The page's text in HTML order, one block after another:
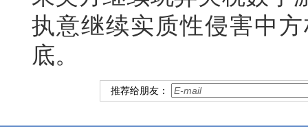
执意继续实质性侵害中
底。
推荐给朋友：